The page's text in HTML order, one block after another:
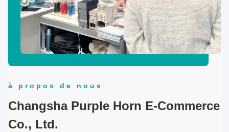
à propos de nous
Changsha Purple Horn E-Commerce
Co., Ltd.